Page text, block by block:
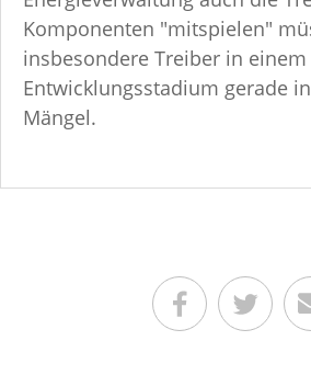
Komponenten "mitspielen"
insbesondere Treiber in
Entwicklungsstadium gerade
Mängel.
Teilen aufTeilen